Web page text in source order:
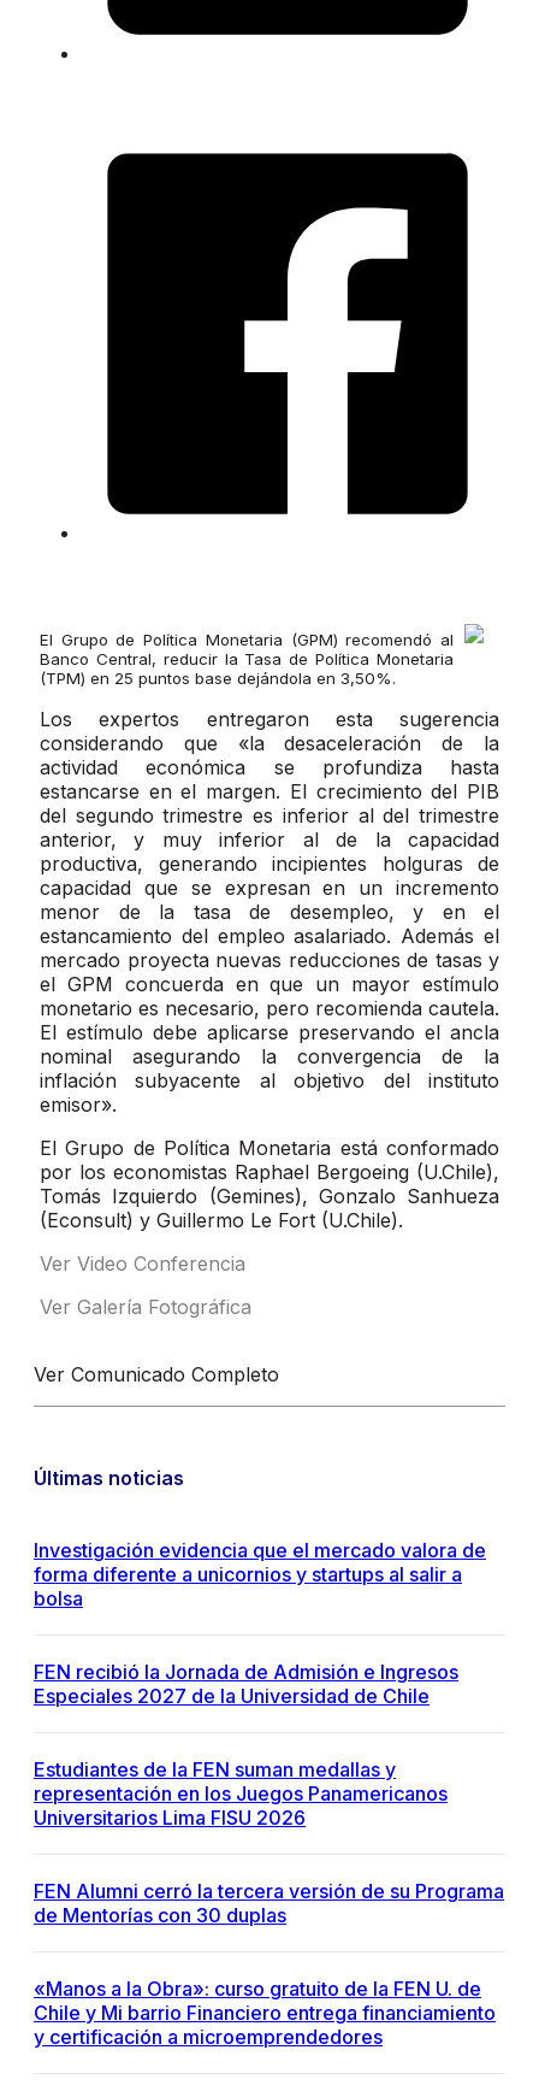
El Grupo de Política Monetaria (GPM) recomendó al
Banco Central, reducir la Tasa de Política Monetaria
(TPM) en 25 puntos base dejándola en 3,50%.
Los expertos entregaron esta sugerencia
considerando que «la desaceleración de la
actividad económica se profundiza hasta
estancarse en el margen. El crecimiento del PIB
del segundo trimestre es inferior al del trimestre
anterior, y muy inferior al de la capacidad
productiva, generando incipientes holguras de
capacidad que se expresan en un incremento
menor de la tasa de desempleo, y en el
estancamiento del empleo asalariado. Además el
mercado proyecta nuevas reducciones de tasas y
el GPM concuerda en que un mayor estímulo
monetario es necesario, pero recomienda cautela.
El estímulo debe aplicarse preservando el ancla
nominal asegurando la convergencia de la
inflación subyacente al objetivo del instituto
emisor».
El Grupo de Política Monetaria está conformado
por los economistas Raphael Bergoeing (U.Chile),
Tomás Izquierdo (Gemines), Gonzalo Sanhueza
(Econsult) y Guillermo Le Fort (U.Chile).
Ver Video Conferencia
Ver Galería Fotográfica
Ver Comunicado Completo
Últimas noticias
Investigación evidencia que el mercado valora de
forma diferente a unicornios y startups al salir a
bolsa
FEN recibió la Jornada de Admisión e Ingresos
Especiales 2027 de la Universidad de Chile
Estudiantes de la FEN suman medallas y
representación en los Juegos Panamericanos
Universitarios Lima FISU 2026
FEN Alumni cerró la tercera versión de su Programa
de Mentorías con 30 duplas
«Manos a la Obra»: curso gratuito de la FEN U. de
Chile y Mi barrio Financiero entrega financiamiento
y certificación a microemprendedores